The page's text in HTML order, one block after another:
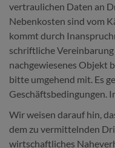
vertraulichen Daten an
Nebenkosten sind vom
kommt durch
schriftliche Vereinbarung
nachgewiesenes Objekt
bitte umgehend mit. Es
Geschäftsbedingungen.
Wir weisen darauf hin,
dem zu vermittelnden
wirtschaftliches